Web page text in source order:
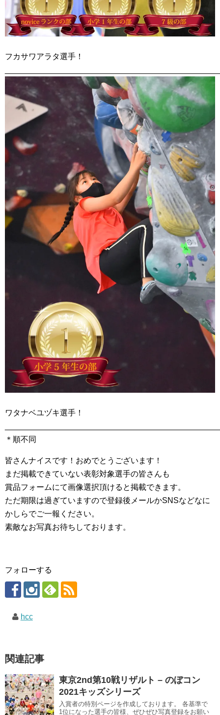
フカサワアラタ選手！
ワタナベユヅキ選手！
＊順不同
皆さんナイスです！おめでとうございます！
まだ掲載できていない表彰対象選手の皆さんも
賞品フォームにて画像選択頂けると掲載できます。
ただ期限は過ぎていますので登録後メールかSNSなどなに
かしらでご一報ください。
素敵なお写真お待ちしております。
フォローする
hcc
関連記事
東京2nd第10戦リザルト – のぼコン
2021キッズシリーズ
入賞者の特別ページを作成しております。 各基準で
1位になった選手の皆様、ぜひぜひ写真登録をお願い